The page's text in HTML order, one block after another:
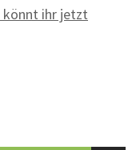
könnt ihr jetzt